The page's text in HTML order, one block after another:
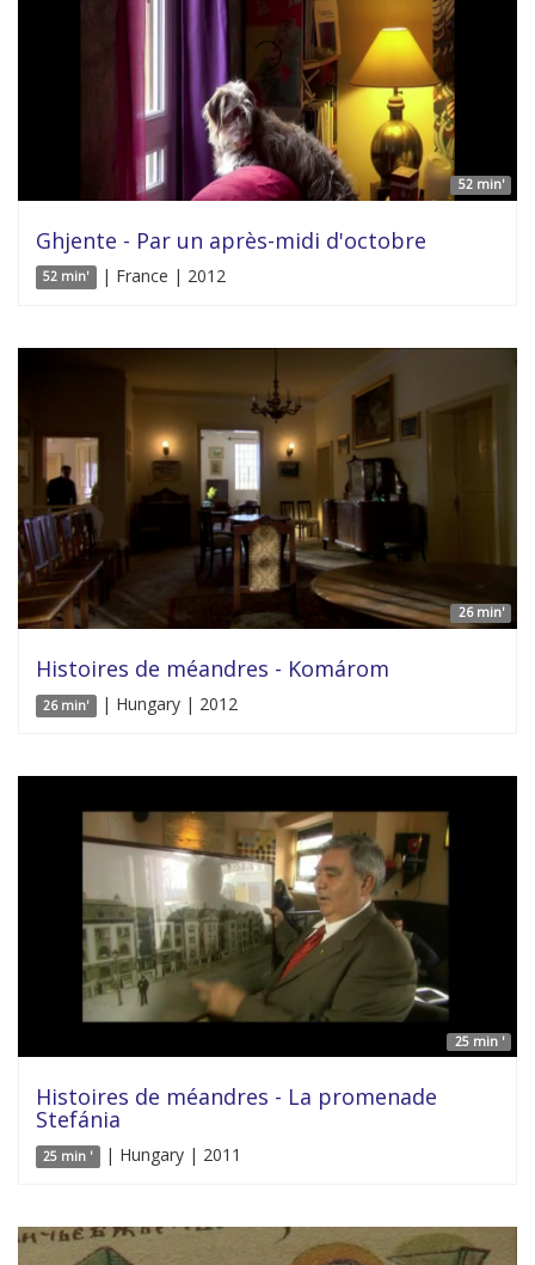
52 min'
Ghjente - Par un après-midi d'octobre
52 min' | France | 2012
26 min'
Histoires de méandres - Komárom
26 min' | Hungary | 2012
25 min '
Histoires de méandres - La promenade
Stefánia
25 min ' | Hungary | 2011